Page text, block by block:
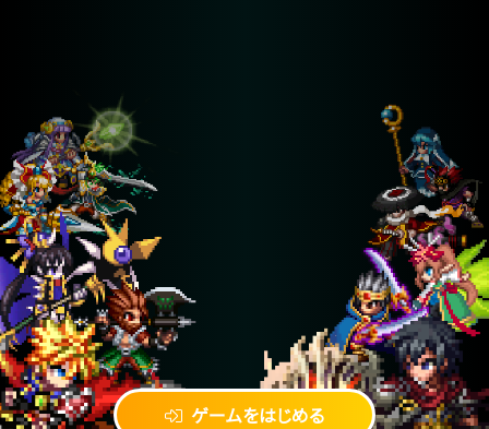
ゲームをはじめる